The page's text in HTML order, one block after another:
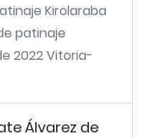
Kirolaraba
patinaje
2022 Vitoria-
Álvarez de